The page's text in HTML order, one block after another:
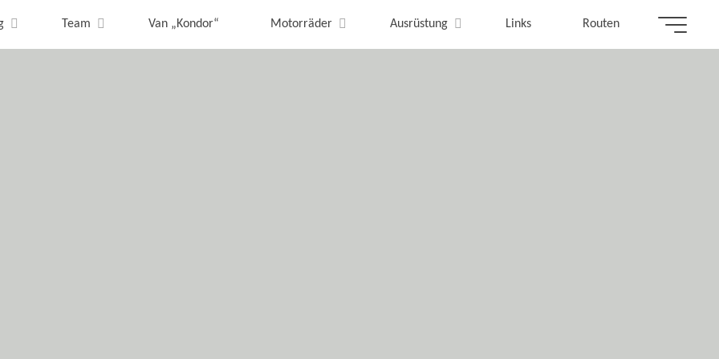
Team Van „Kondor“ Motorräder Ausrüstung Links Routen